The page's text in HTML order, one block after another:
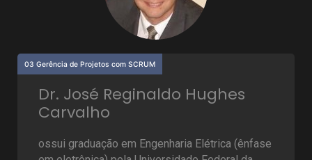
Dr. José Reginaldo Hughes
Carvalho
ossui graduação em Engenharia Elétrica (ênfase
03 Gerência de Projetos com SCRUM